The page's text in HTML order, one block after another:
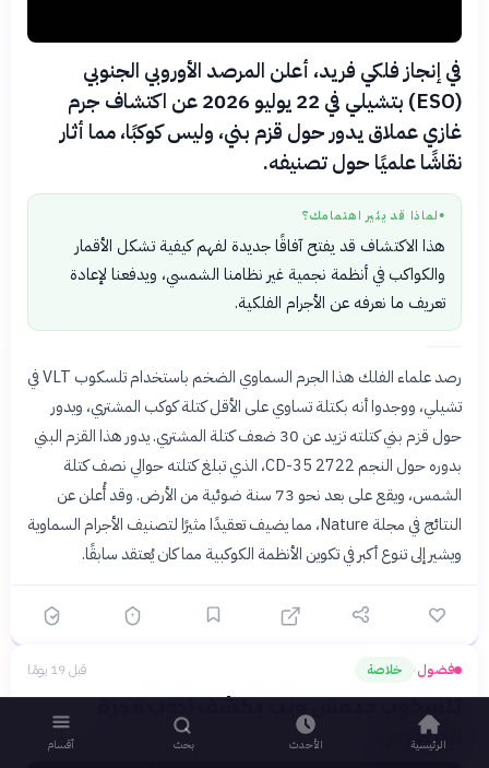
في إنجاز فلكي فريد، أعلن المرصد الأوروبي الجنوبي
(ESO) بتشيلي في 22 يوليو 2026 عن اكتشاف جرم
غازي عملاق يدور حول قزم بني، وليس كوكبًا، مما أثار
نقاشًا علميًا حول تصنيفه.
● لماذا قد يثير اهتمامك؟
هذا الاكتشاف قد يفتح آفاقًا جديدة لفهم كيفية تشكل الأقمار
والكواكب في أنظمة نجمية غير نظامنا الشمسي، ويدفعنا لإعادة
تعريف ما نعرفه عن الأجرام الفلكية.
رصد علماء الفلك هذا الجرم السماوي الضخم باستخدام تلسكوب VLT في
تشيلي، ووجدوا أنه بكتلة تساوي على الأقل كتلة كوكب المشتري، ويدور
حول قزم بني كتلته تزيد عن 30 ضعف كتلة المشتري. يدور هذا القزم البني
بدوره حول النجم CD-35 2722، الذي تبلغ كتلته حوالي نصف كتلة
الشمس، ويقع على بعد نحو 73 سنة ضوئية من الأرض. وقد أُعلن عن
النتائج في مجلة Nature، مما يضيف تعقيدًا مثيرًا لتصنيف الأجرام السماوية
ويشير إلى تنوع أكبر في تكوين الأنظمة الكوكبية مما كان يُعتقد سابقًا.
فضول› خلاصة قبل 19 يومًا
تلسكوب جيمس ويب يكشف ندوب مجرة
قنطورس
الرئيسية الأحدث بحث أقسام